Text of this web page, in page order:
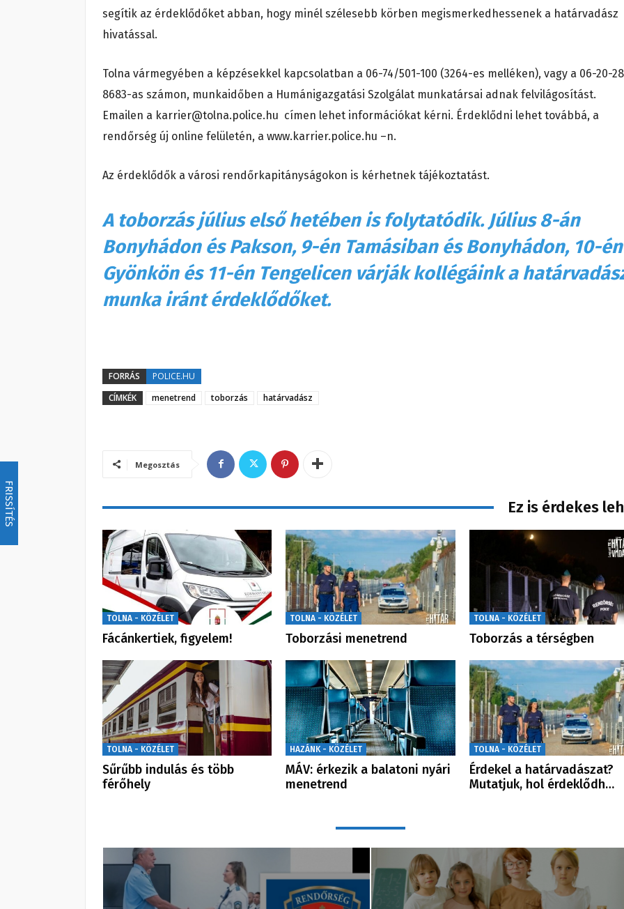
FRISSÍTÉS
segítik az érdeklődőket abban, hogy minél szélesebb körben megismerkedhessenek a határvadász
hivatással.
Tolna vármegyében a képzésekkel kapcsolatban a 06-74/501-100 (3264-es melléken), vagy a 06-20-
8683-as számon, munkaidőben a Humánigazgatási Szolgálat munkatársai adnak felvilágosítást.
Emailen a karrier@tolna.police.hu címen lehet információkat kérni. Érdeklődni lehet továbbá, a
rendőrség új online felületén, a www.karrier.police.hu –n.
Az érdeklődők a városi rendőrkapitányságokon is kérhetnek tájékoztatást.
A toborzás július első hetében is folytatódik. Július 8-án
Bonyhádon és Pakson, 9-én Tamásiban és Bonyhádon, 10-én
Gyönkön és 11-én Tengelicen várják kollégáink a
munka iránt érdeklődőket.
FORRÁS
POLICE.HU
CÍMKÉK
menetrend toborzás határvadász
Megosztás
Ez is érdekes
TOLNA - KÖZÉLET
Fácánkertiek, figyelem!
TOLNA - KÖZÉLET
Toborzási menetrend
TOLNA - KÖZÉLET
Toborzás a térségben
TOLNA - KÖZÉLET
Sűrűbb indulás és több
férőhely
HAZÁNK - KÖZÉLET
MÁV: érkezik a balatoni nyári
menetrend
TOLNA - KÖZÉLET
Érdekel a határvadászat?
Mutatjuk, hol érdeklődh…